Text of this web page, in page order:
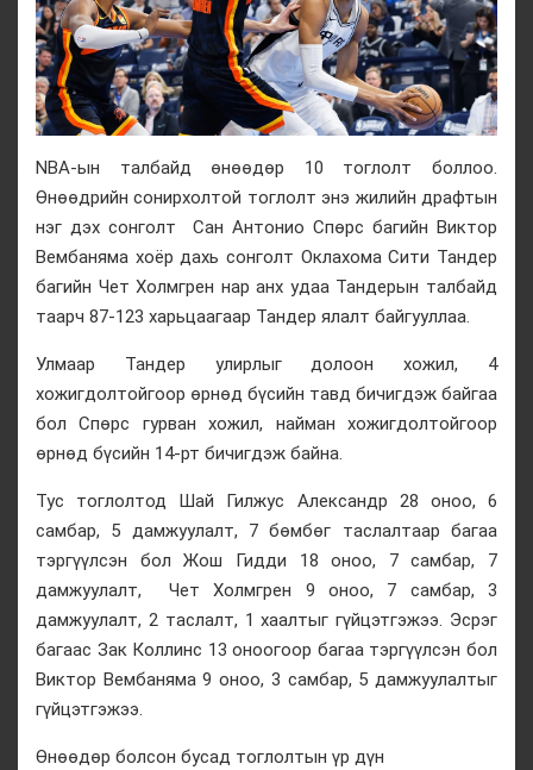
NBA-ын талбайд өнөөдөр 10 тоглолт боллоо.
Өнөөдрийн сонирхолтой тоглолт энэ жилийн драфтын
нэг дэх сонголт Сан Антонио Спөрс багийн Виктор
Вембаняма хоёр дахь сонголт Оклахома Сити Тандер
багийн Чет Холмгрен нар анх удаа Тандерын талбайд
таарч 87-123 харьцаагаар Тандер ялалт байгууллаа.
Улмаар Тандер улирлыг долоон хожил, 4
хожигдолтойгоор өрнөд бүсийн тавд бичигдэж байгаа
бол Спөрс гурван хожил, найман хожигдолтойгоор
өрнөд бүсийн 14-рт бичигдэж байна.
Тус тоглолтод Шай Гилжус Александр 28 оноо, 6
самбар, 5 дамжуулалт, 7 бөмбөг таслалтаар багаа
тэргүүлсэн бол Жош Гидди 18 оноо, 7 самбар, 7
дамжуулалт, Чет Холмгрен 9 оноо, 7 самбар, 3
дамжуулалт, 2 таслалт, 1 хаалтыг гүйцэтгэжээ. Эсрэг
багаас Зак Коллинс 13 оноогоор багаа тэргүүлсэн бол
Виктор Вембаняма 9 оноо, 3 самбар, 5 дамжуулалтыг
гүйцэтгэжээ.
Өнөөдөр болсон бусад тоглолтын үр дүн